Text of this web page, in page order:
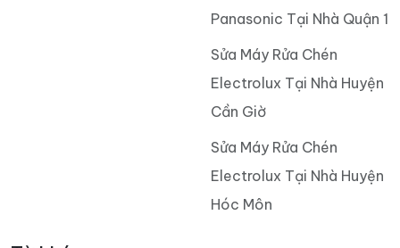
Panasonic Tại Nhà Quận 1
Sửa Máy Rửa Chén
Electrolux Tại Nhà Huyện
Cần Giờ
Sửa Máy Rửa Chén
Electrolux Tại Nhà Huyện
Hóc Môn